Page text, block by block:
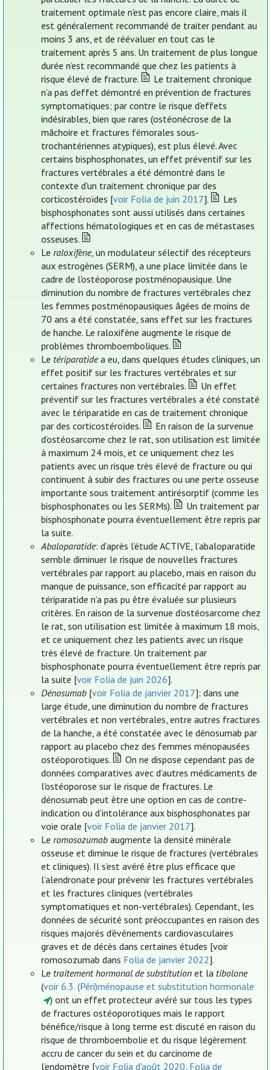
traitement optimale n'est pas encore claire, mais il
est généralement recommandé de traiter pendant au
moins 3 ans, et de réévaluer en tout cas le
traitement après 5 ans. Un traitement de plus longue
durée n’est recommandé que chez les patients à
risque élevé de fracture.
Le traitement chronique
n’a pas d’effet démontré en prévention de fractures
symptomatiques; par contre le risque d’effets
indésirables, bien que rares (ostéonécrose de la
mâchoire et fractures fémorales sous-
trochantériennes atypiques), est plus élevé. Avec
certains bisphosphonates, un effet préventif sur les
fractures vertébrales a été démontré dans le
contexte d'un traitement chronique par des
corticostéroïdes [voir Folia de juin 2017].
Les
bisphosphonates sont aussi utilisés dans certaines
affections hématologiques et en cas de métastases
osseuses.
Leraloxifène, un modulateur sélectif des récepteurs
aux estrogènes (SERM), a une place limitée dans le
cadre de l'ostéoporose postménopausique. Une
diminution du nombre de fractures vertébrales chez
les femmes postménopausiques âgées de moins de
70 ans a été constatée, sans effet sur les fractures
de hanche. Le raloxifène augmente le risque de
problèmes thromboemboliques.
Le tériparatidea eu, dans quelques études cliniques, un
effet positif sur les fractures vertébrales et sur
certaines fractures non vertébrales.
Un effet
préventif sur les fractures vertébrales a été constaté
avec le tériparatide en cas de traitement chronique
par des corticostéroïdes.
En raison de la survenue
d’ostéosarcome chez le rat, son utilisation est limitée
à maximum 24 mois, et ce uniquement chez les
patients avec un risque très élevé de fracture ou qui
continuent à subir des fractures ou une perte osseuse
importante sous traitement antirésorptif (comme les
bisphosphonates ou les SERMs).
Un traitement par
bisphosphonate pourra éventuellement être repris par
la suite.
Abaloparatide: d’après l’étude ACTIVE, l’abaloparatide
semble diminuer le risque de nouvelles fractures
vertébrales par rapport au placebo, mais en raison du
manque de puissance, son efficacité par rapport au
tériparatide n’a pas pu être évaluée sur plusieurs
critères. En raison de la survenue d’ostéosarcome chez
le rat, son utilisation est limitée à maximum 18 mois,
et ce uniquement chez les patients avec un risque
très élevé de fracture. Un traitement par
bisphosphonate pourra éventuellement être repris par
la suite [voir Folia de juin 2026].
Dénosumab [voir Folia de janvier 2017]: dans une
large étude, une diminution du nombre de fractures
vertébrales et non vertébrales, entre autres fractures
de la hanche, a été constatée avec le dénosumab par
rapport au placebo chez des femmes ménopausées
ostéoporotiques.
On ne dispose cependant pas de
données comparatives avec d’autres médicaments de
l'ostéoporose sur le risque de fractures. Le
dénosumab peut être une option en cas de contre-
indication ou d’intolérance aux bisphosphonates par
voie orale [voir Folia de janvier 2017].
Leromosozumab augmente la densité minérale
osseuse et diminue le risque de fractures (vertébrales
et cliniques). Il s’est avéré être plus efficace que
l’alendronate pour prévenir les fractures vertébrales
et les fractures cliniques (vertébrales
symptomatiques et non-vertébrales). Cependant, les
données de sécurité sont préoccupantes en raison des
risques majorés d’événements cardiovasculaires
graves et de décès dans certaines études [voir
romosozumab dans Folia de janvier 2022].
Le traitement hormonal de substitution et la tibolone
(voir 6.3. (Péri)ménopause et substitution hormonale
) ont un effet protecteur avéré sur tous les types
de fractures ostéoporotiques mais le rapport
bénéfice/risque à long terme est discuté en raison du
risque de thromboembolie et du risque légèrement
accru de cancer du sein et du carcinome de
l’endomètre [voir Folia d'août 2020, Folia de